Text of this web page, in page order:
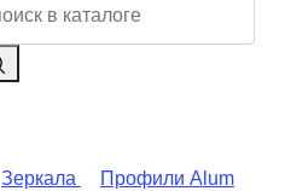
Зеркала
Профили Alum